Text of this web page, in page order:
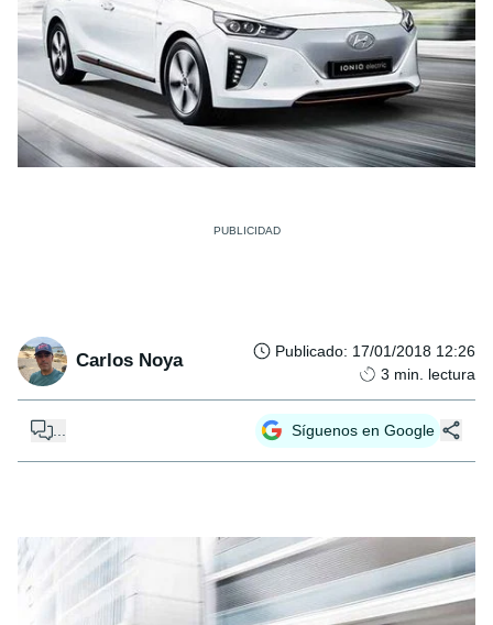
Carlos Noya Publicado: 17/01/2018 12:26
3 min. lectura
Síguenos en Google